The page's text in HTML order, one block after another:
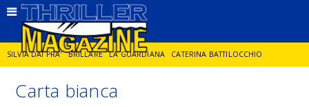
SILVIA DAI PRA' BRILLARE LA GUARDIANA CATERINA BATTILOCCHIO
JORGE DIAZ LA SPIA DELITTO IN CORNICE
Carta bianca